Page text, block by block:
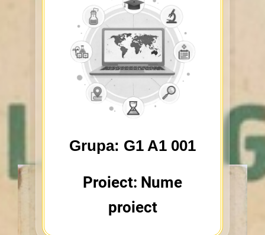
Grupa: G1 A1 001
Proiect: Nume
proiect